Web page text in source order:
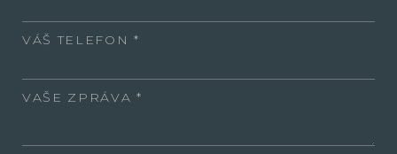
VÁŠ TELEFON
VAŠE ZPRÁVA